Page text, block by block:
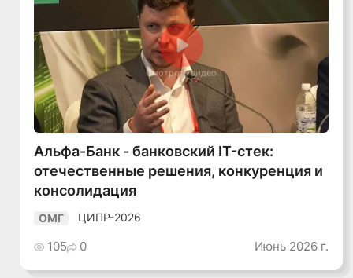
Смотреть видео
Альфа-Банк - банковский IT-стек:
отечественные решения, конкуренция и
консолидация
ОМГ ЦИПР-2026
105 0 Июнь 2026 г.